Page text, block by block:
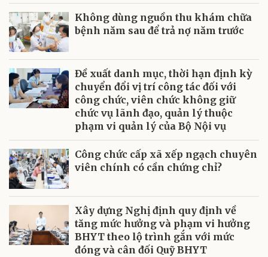
Không dùng nguồn thu khám chữa
bệnh năm sau để trả nợ năm trước
Đề xuất danh mục, thời hạn định kỳ
chuyển đổi vị trí công tác đối với
công chức, viên chức không giữ
chức vụ lãnh đạo, quản lý thuộc
phạm vi quản lý của Bộ Nội vụ
Công chức cấp xã xếp ngạch chuyên
viên chính có cần chứng chỉ?
Xây dựng Nghị định quy định về
tăng mức hưởng và phạm vi hưởng
BHYT theo lộ trình gắn với mức
đóng và cân đối Quỹ BHYT